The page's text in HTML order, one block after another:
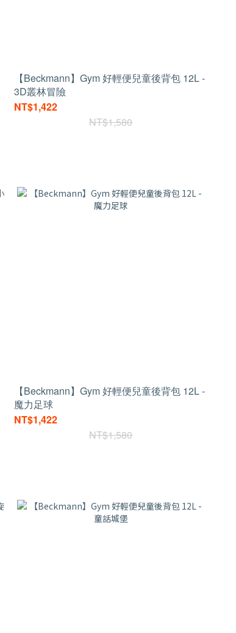
【Beckmann】Gym 好輕便兒童後背包 12L -
3D叢林冒險
NT$1,422
NT$1,580
【Beckmann】Gym 好輕便兒童後背包 12L -
魔力足球
NT$1,422
NT$1,580